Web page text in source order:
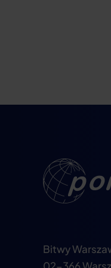
Bitwy